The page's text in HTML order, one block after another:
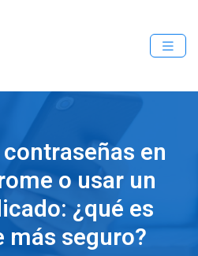
en
o usar un
¿qué es
más seguro?